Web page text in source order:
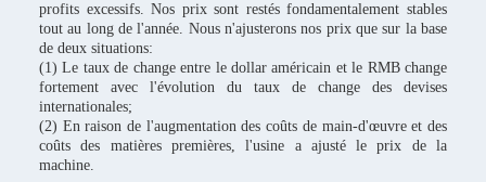
profits excessifs. Nos prix sont restés fondamentalement stables
tout au long de l'année. Nous n'ajusterons nos prix que sur la base
de deux situations:
(1) Le taux de change entre le dollar américain et le RMB change
fortement avec l'évolution du taux de change des devises
internationales;
(2) En raison de l'augmentation des coûts de main-d'œuvre et des
coûts des matières premières, l'usine a ajusté le prix de la
machine.